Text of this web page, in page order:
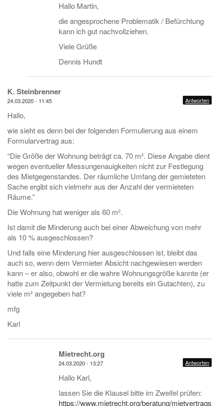
Hallo Martin,
die angesprochene Problematik / Befürchtung
kann ich gut nachvollziehen.
Viele Grüße
Dennis Hundt
K. Steinbrenner
24.03.2020 - 11:45 Antworten
Hallo,
wie sieht es denn bei der folgenden Formulierung aus einem
Formularvertrag aus:
“Die Größe der Wohnung beträgt ca. 70 m². Diese Angabe dient
wegen eventueller Messungenauigkeiten nicht zur Festlegung
des Mietgegenstandes. Der räumliche Umfang der gemieteten
Sache ergibt sich vielmehr aus der Anzahl der vermieteten
Räume.”
Die Wohnung hat weniger als 60 m².
Ist damit die Minderung auch bei einer Abweichung von mehr
als 10 % ausgeschlossen?
Und falls eine Minderung hier ausgeschlossen ist, bleibt das
auch so, wenn dem Vermieter Absicht nachgewiesen werden
kann – er also, obwohl er die wahre Wohnungsgröße kannte (er
hatte zum Zeitpunkt der Vermietung bereits ein Gutachten), zu
viele m² angegeben hat?
mfg
Karl
Mietrecht.org
24.03.2020 - 13:27 Antworten
Hallo Karl,
lassen Sie die Klausel bitte im Zweifel prüfen:
https://www.mietrecht.org/beratung/